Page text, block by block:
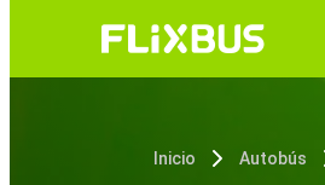
Inicio Autobús